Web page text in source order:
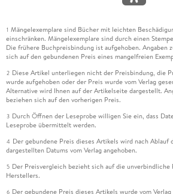
1 Mängelexemplare sind Bücher mit leichten
einschränken. Mängelexemplare sind durch einen
Die frühere Buchpreisbindung ist aufgehoben. Angaben
sich auf den gebundenen Preis eines mangelfreien
2 Diese Artikel unterliegen nicht der Preisbindung, die
wurde aufgehoben oder der Preis wurde vom Verlag
Alternative wird Ihnen auf der Artikelseite dargestellt.
beziehen sich auf den vorherigen Preis.
3 Durch Öffnen der Leseprobe willigen Sie ein, dass
Leseprobe übermittelt werden.
4 Der gebundene Preis dieses Artikels wird nach Ablauf
dargestellten Datums vom Verlag angehoben.
5 Der Preisvergleich bezieht sich auf die unverbindliche
Herstellers.
6 Der gebundene Preis dieses Artikels wurde vom Verlag